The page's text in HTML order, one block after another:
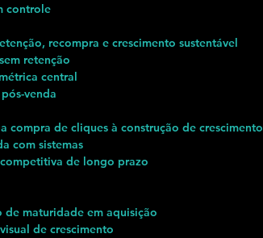
controle
recompra e crescimento sustentável
retenção
central
venda
compra de cliques à construção de crescimento
com sistemas
de longo prazo
de maturidade em aquisição
de crescimento